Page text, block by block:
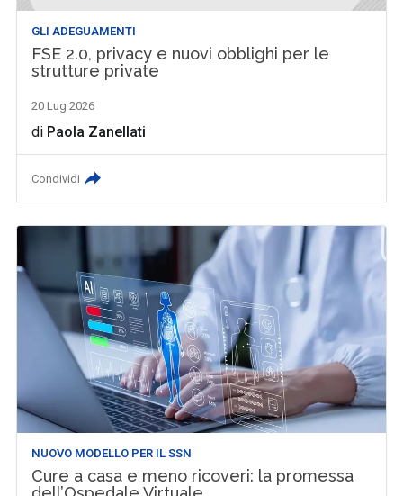
GLI ADEGUAMENTI
FSE 2.0, privacy e nuovi obblighi per le
strutture private
20 Lug 2026
di Paola Zanellati
Condividi
NUOVO MODELLO PER IL SSN
Cure a casa e meno ricoveri: la promessa